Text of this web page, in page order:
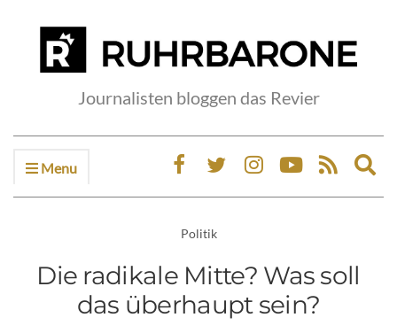
Journalisten bloggen das Revier
Menu
Politik
Die radikale Mitte? Was soll
das überhaupt sein?